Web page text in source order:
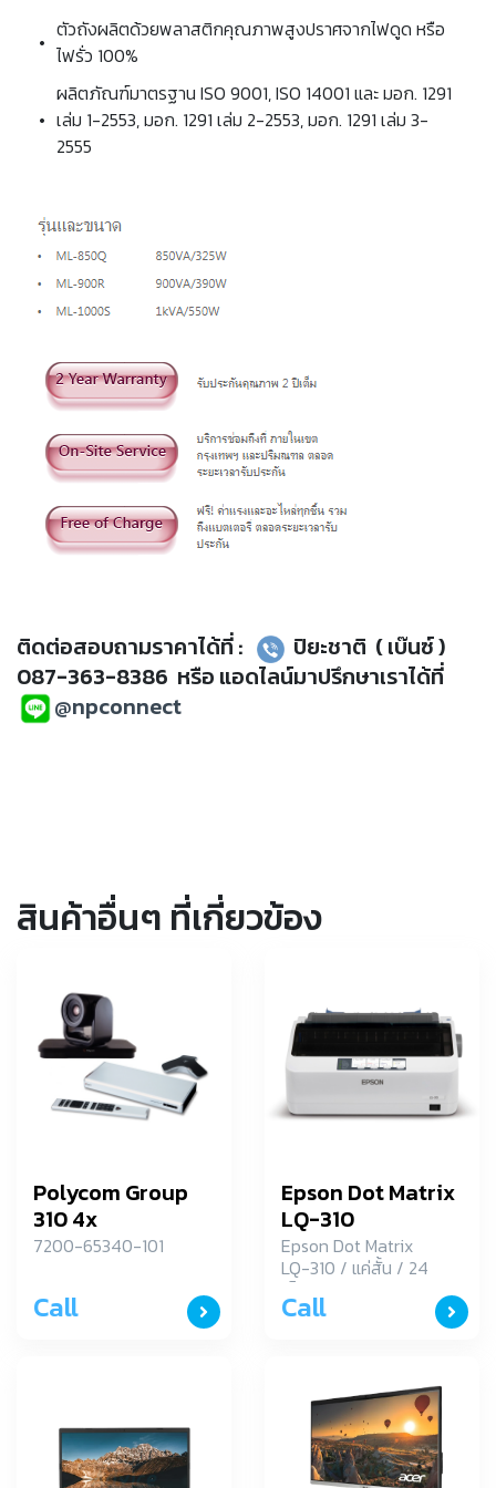
• ตัวถังผลิตด้วยพลาสติกคุณภาพสูงปราศจากไฟดูด หรือ
ไฟรั่ว 100%
•
ผลิตภัณฑ์มาตรฐาน ISO 9001, ISO 14001 และ มอก. 1291
เล่ม 1-2553, มอก. 1291 เล่ม 2-2553, มอก. 1291 เล่ม 3-
2555
ติดต่อสอบถามราคาได้ที่ :
ปิยะชาติ ( เบ๊นซ์ )
087-363-8386 หรือ แอดไลน์มาปรึกษาเราได้ที่
@npconnect
สินค้าอื่นๆ ที่เกี่ยวข้อง
Polycom Group
310 4x
7200-65340-101
Call
Epson Dot Matrix
LQ-310
Epson Dot Matrix
LQ-310 / แค่สั้น / 24
เข็มพิมพ์ / 1 ต้นฉบับ+
3 สำเนา
Call